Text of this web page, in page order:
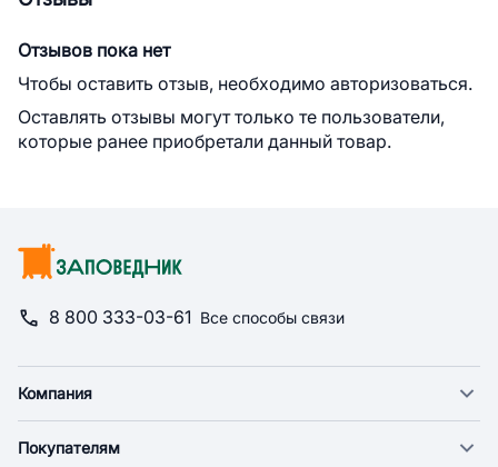
Отзывов пока нет
Чтобы оставить отзыв, необходимо авторизоваться.
Оставлять отзывы могут только те пользователи,
которые ранее приобретали данный товар.
8 800 333-03-61 Все способы связи
Компания
Новости
Покупателям